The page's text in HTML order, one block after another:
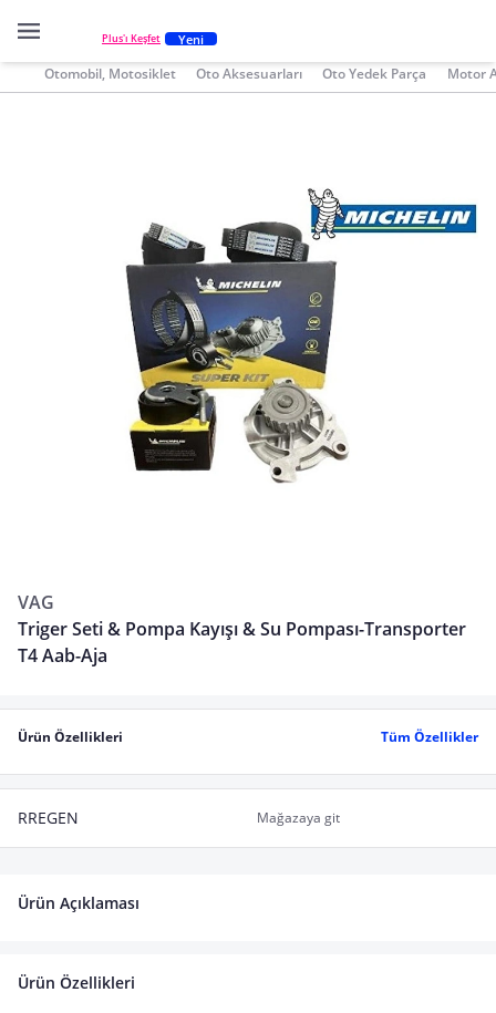
Plus'ı Keşfet Yeni
Otomobil, Motosiklet Oto Aksesuarları Oto Yedek Parça Motor
VAG
Triger Seti & Pompa Kayışı & Su Pompası-Transporter
T4 Aab-Aja
Ürün Özellikleri Tüm Özellikler
RREGEN Mağazaya git
Ürün Açıklaması
Ürün Özellikleri